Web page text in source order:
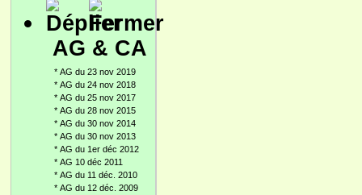
AG & CA
* AG du 23 nov 2019
* AG du 24 nov 2018
* AG du 25 nov 2017
* AG du 28 nov 2015
* AG du 30 nov 2014
* AG du 30 nov 2013
* AG du 1er déc 2012
* AG 10 déc 2011
* AG du 11 déc. 2010
* AG du 12 déc. 2009